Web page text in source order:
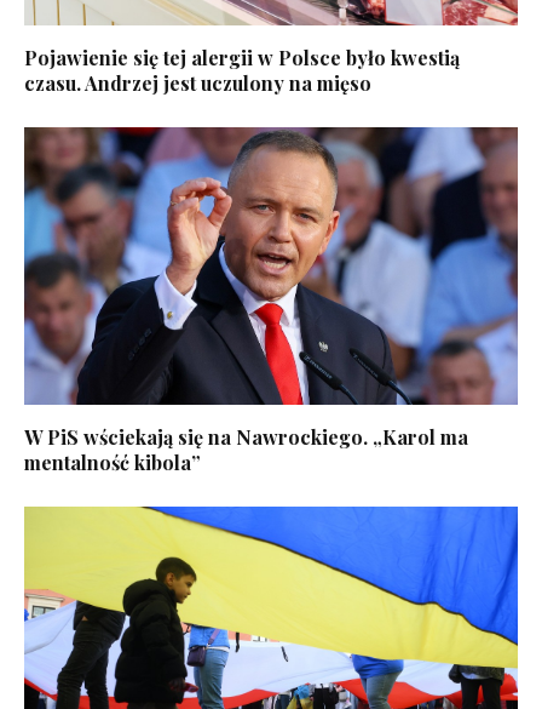
Pojawienie się tej alergii w Polsce było kwestią
czasu. Andrzej jest uczulony na mięso
W PiS wściekają się na Nawrockiego. „Karol ma
mentalność kibola”